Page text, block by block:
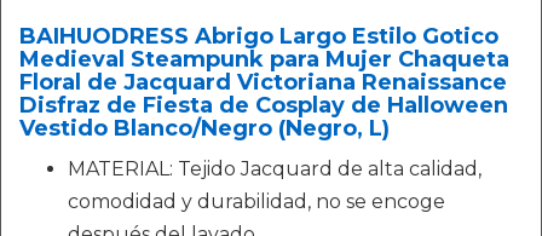
BAIHUODRESS Abrigo Largo Estilo Gotico
Medieval Steampunk para Mujer Chaqueta
Floral de Jacquard Victoriana Renaissance
Disfraz de Fiesta de Cosplay de Halloween
Vestido Blanco/Negro (Negro, L)
MATERIAL: Tejido Jacquard de alta calidad,
comodidad y durabilidad, no se encoge